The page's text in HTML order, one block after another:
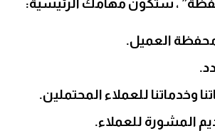
، ستكون مهامك الرئيسية:
محفظة العميل.
وخدماتنا للعملاء المحتملين.
المشورة للعملاء.